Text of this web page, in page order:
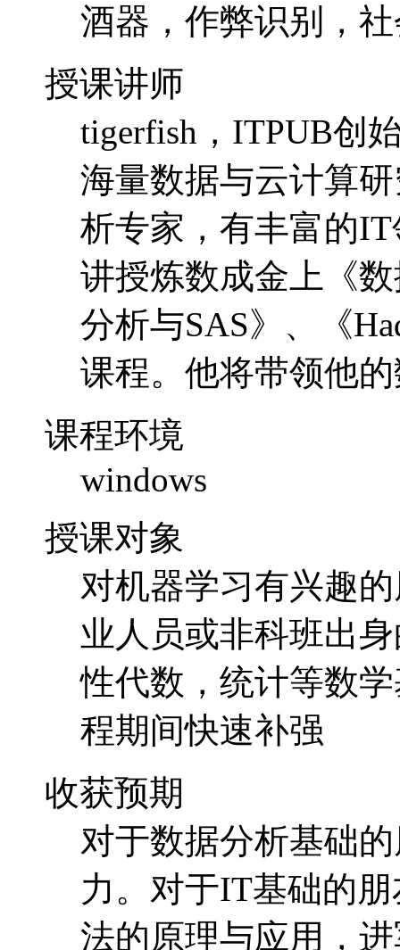
酒器，作弊识别，
授课讲师
tigerfish，ITPUB创
海量数据与云计算
析专家，有丰富的
讲授炼数成金上《
分析与SAS》、《
课程。他将带领他
课程环境
windows
授课对象
对机器学习有兴趣
业人员或非科班出
性代数，统计等数
程期间快速补强
收获预期
对于数据分析基础
力。对于IT基础的
法的原理与应用，